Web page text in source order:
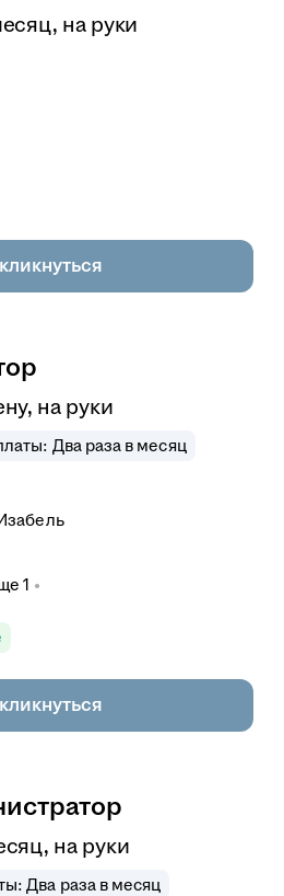
на руки
на руки
Два раза в месяц
1
на руки
Два раза в месяц